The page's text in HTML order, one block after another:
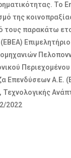
Το
της
παρακάτω
Επενδύσεων
2022